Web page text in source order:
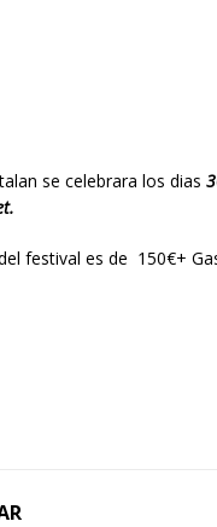
se celebrara los dias
festival es de 150€+